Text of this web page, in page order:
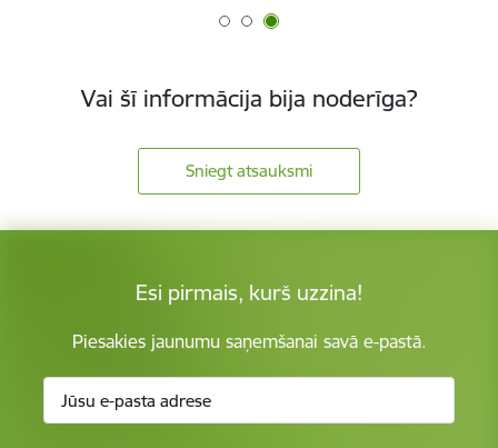
Vai šī informācija bija noderīga?
Sniegt atsauksmi
Esi pirmais, kurš uzzina!
Piesakies jaunumu saņemšanai savā e-pastā.